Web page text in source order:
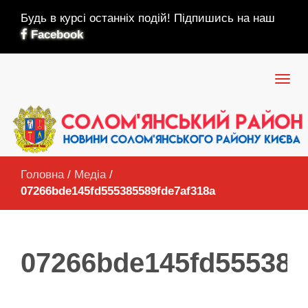
Будь в курсі останніх подій! Підпишись на наш
Facebook
Головна / Медіа /
07266bde145fd555385589fde7af318a